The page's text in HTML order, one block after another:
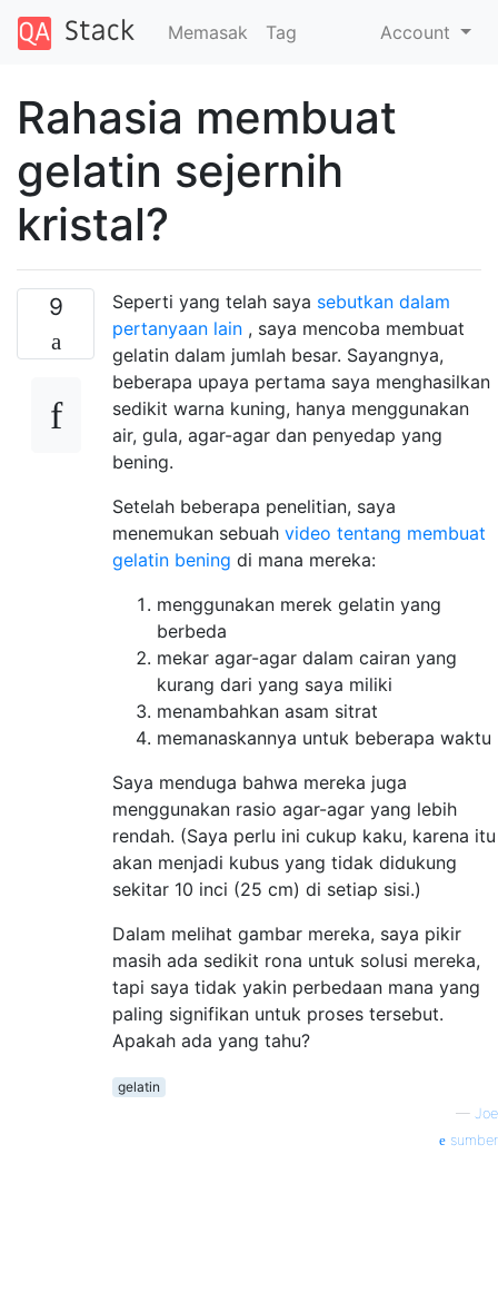
Memasak Tag Account
Rahasia membuat
gelatin sejernih
kristal?
9 Seperti yang telah saya sebutkan dalam
pertanyaan lain , saya mencoba membuat
gelatin dalam jumlah besar. Sayangnya,
beberapa upaya pertama saya menghasilkan
sedikit warna kuning, hanya menggunakan
air, gula, agar-agar dan penyedap yang
bening.
Setelah beberapa penelitian, saya
menemukan sebuah video tentang membuat
gelatin bening di mana mereka:
menggunakan merek gelatin yang
berbeda
mekar agar-agar dalam cairan yang
kurang dari yang saya miliki
menambahkan asam sitrat
memanaskannya untuk beberapa waktu
Saya menduga bahwa mereka juga
menggunakan rasio agar-agar yang lebih
rendah. (Saya perlu ini cukup kaku, karena itu
akan menjadi kubus yang tidak didukung
sekitar 10 inci (25 cm) di setiap sisi.)
Dalam melihat gambar mereka, saya pikir
masih ada sedikit rona untuk solusi mereka,
tapi saya tidak yakin perbedaan mana yang
paling signifikan untuk proses tersebut.
Apakah ada yang tahu?
gelatin
— Joe
sumber